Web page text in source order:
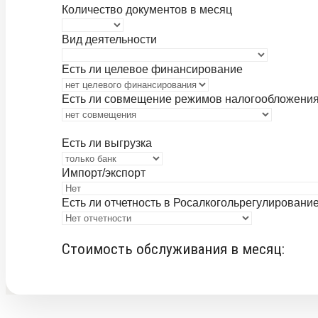
Количество документов в месяц
Вид деятельности
Есть ли целевое финансирование
Есть ли совмещение режимов
Есть ли выгрузка
Импорт/экспорт
Есть ли отчетность в
Стоимость
Стоимость обслуживания в месяц: